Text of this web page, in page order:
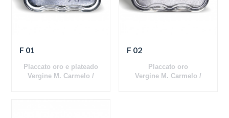
F 01
Placcato oro e plateado
Vergine M. Carmelo /
F 02
Placcato oro
Vergine M. Carmelo /